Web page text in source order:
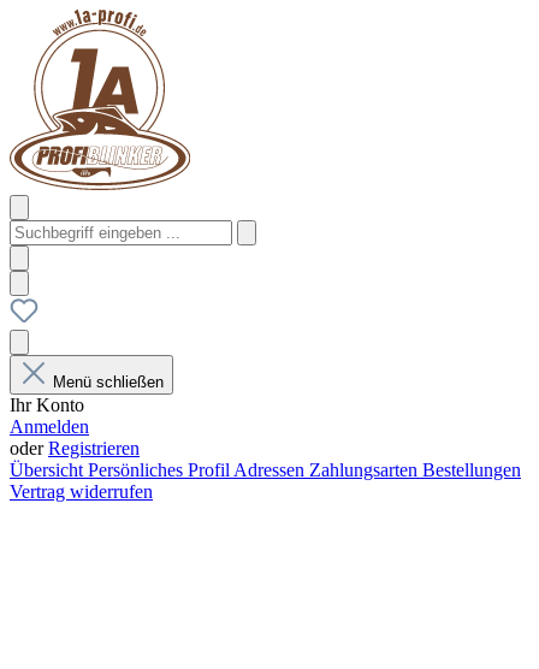
Menü schließen
Ihr Konto
Anmelden
oderRegistrieren
Übersicht Persönliches Profil Adressen Zahlungsarten Bestellungen
Vertrag widerrufen